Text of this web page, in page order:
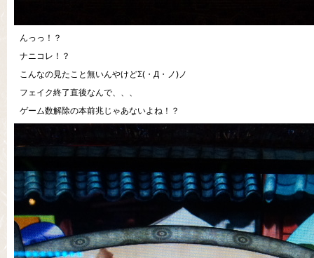
んっっ！？
ナニコレ！？
こんなの見たこと無いんやけどΣ(・Д・ノ)ノ
フェイク終了直後なんで、、、
ゲーム数解除の本前兆じゃあないよね！？